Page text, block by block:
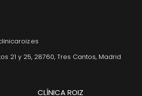
21 y 25, 28760, Tres Cantos, Madrid
CLÍNICA ROIZ